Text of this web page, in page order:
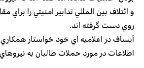
و ائتلاف بين المللي تدابير امنيتي را براي
روي دست گرفته اند.
آيساف در اعلاميه اي خود خواستار
اطلاعات در مورد حملات طالبان به